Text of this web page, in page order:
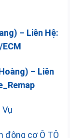
– Liên Hệ:
– Liên
Vụ
động cơ Ô TÔ